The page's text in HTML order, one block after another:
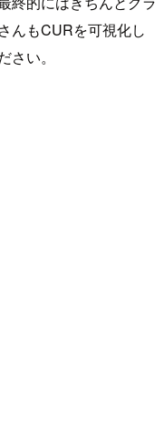
んもCURを可視化し
い。